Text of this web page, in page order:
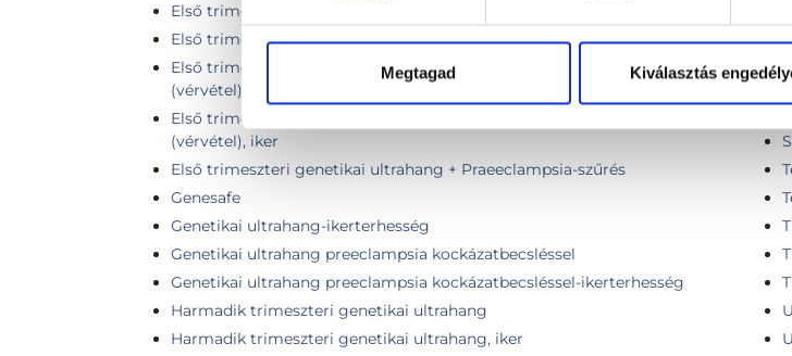
Megtagad Kiválasztás
Első trimeszteri genetikai ultrahang
Első trimeszteri genetikai ultrahang, iker
Első trimeszteri genetikai ultrahang + Kiterjesztett kombinált teszt
(vérvétel)
Első trimeszteri genetikai ultrahang + Kiterjesztett kombinált teszt
(vérvétel), iker
Első trimeszteri genetikai ultrahang + Praeeclampsia-szűrés
Genesafe
Genetikai ultrahang-ikerterhesség
Genetikai ultrahang preeclampsia kockázatbecsléssel
Genetikai ultrahang preeclampsia kockázatbecsléssel-ikerterhesség
Harmadik trimeszteri genetikai ultrahang
Harmadik trimeszteri genetikai ultrahang, iker